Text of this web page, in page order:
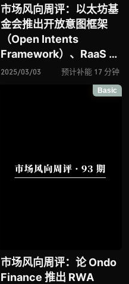
市场风向周评：以太坊基
金会推出开放意图框架
（Open Intents
Framework）、RaaS 协
议 AltLayer 推出 AI
Autonome、以太坊 L2
2025/03/03 预计补能 17 分钟
Basic
市场风向周评：论 Ondo
Finance 推出 RWA